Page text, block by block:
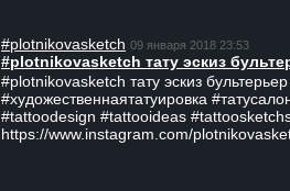
#plotnikovasketch 09 января 2018 23:53
#plotnikovasketch тату эскиз
#plotnikovasketch тату эскиз
#художественнаятатуировка
#tattoodesign #tattooideas
https://www.instagram.com/